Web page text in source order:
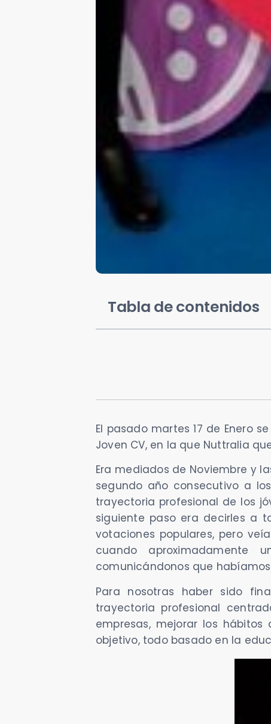
Tabla de contenidos
El pasado martes 17 de Enero
Joven CV, en la que Nuttralia
Era mediados de Noviembre y
segundo año consecutivo a
trayectoria profesional de los
siguiente paso era decirles a
votaciones populares, pero
cuando aproximadamente
comunicándonos que
Para nosotras haber sido
trayectoria profesional
empresas, mejorar los
objetivo, todo basado en la